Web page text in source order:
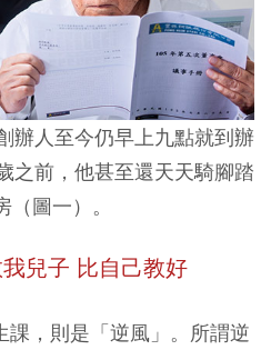
辦人至今仍早上九點就到辦
之前，他甚至還天天騎腳踏
（圖一）。
兒子 比自己教好
，則是「逆風」。所謂逆